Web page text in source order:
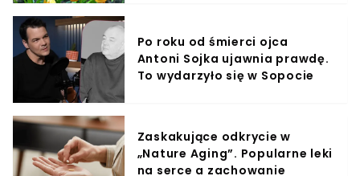
Po roku od śmierci ojca
Antoni Sojka ujawnia prawdę.
To wydarzyło się w Sopocie
Zaskakujące odkrycie w
„Nature Aging”. Popularne leki
na serce a zachowanie